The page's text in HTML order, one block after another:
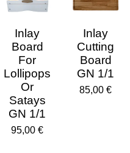
Inlay
Board
For
Lollipops
Or
Satays
GN 1/1
95,00 €
Inlay
Cutting
Board
GN 1/1
85,00 €